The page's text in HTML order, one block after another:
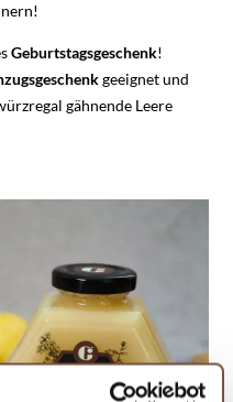
Geburtstagsgeschenk!
geeignet und
gähnende Leere